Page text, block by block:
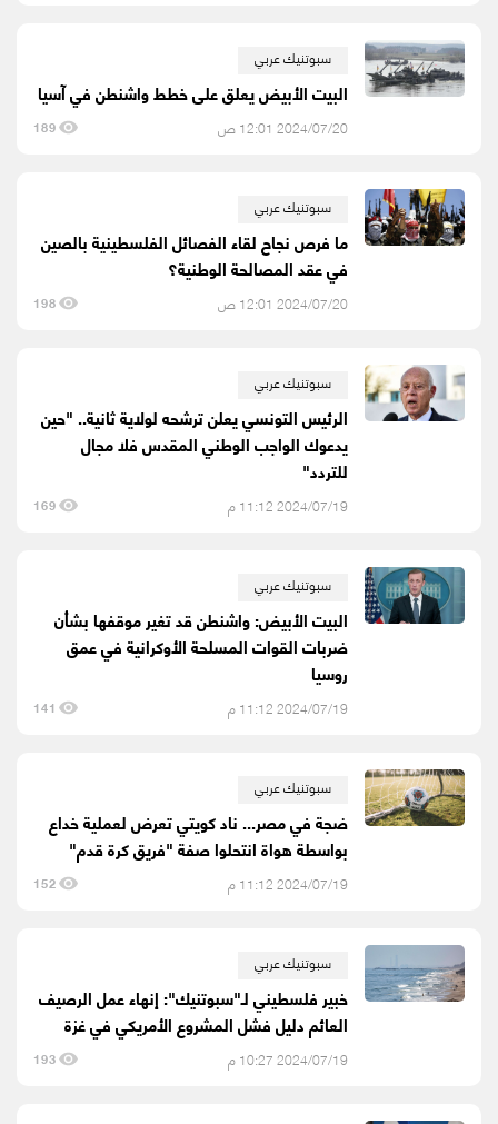
سبوتنيك عربي
البيت الأبيض يعلق على خطط واشنطن في آسيا
2024/07/20 12:01 ص 189
سبوتنيك عربي
ما فرص نجاح لقاء الفصائل الفلسطينية بالصين
في عقد المصالحة الوطنية؟
2024/07/20 12:01 ص 198
سبوتنيك عربي
الرئيس التونسي يعلن ترشحه لولاية ثانية.. "حين
يدعوك الواجب الوطني المقدس فلا مجال
للتردد"
2024/07/19 11:12 م 169
سبوتنيك عربي
البيت الأبيض: واشنطن قد تغير موقفها بشأن
ضربات القوات المسلحة الأوكرانية في عمق
روسيا
2024/07/19 11:12 م 141
سبوتنيك عربي
ضجة في مصر... ناد كويتي تعرض لعملية خداع
بواسطة هواة انتحلوا صفة "فريق كرة قدم"
2024/07/19 11:12 م 152
سبوتنيك عربي
خبير فلسطيني لـ"سبوتنيك": إنهاء عمل الرصيف
العائم دليل فشل المشروع الأمريكي في غزة
2024/07/19 10:27 م 193